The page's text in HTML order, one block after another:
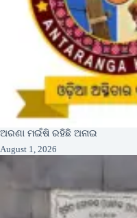
ଅରଣା ମଇଁଷି ରହିଛି ଅନାଇ
August 1, 2026